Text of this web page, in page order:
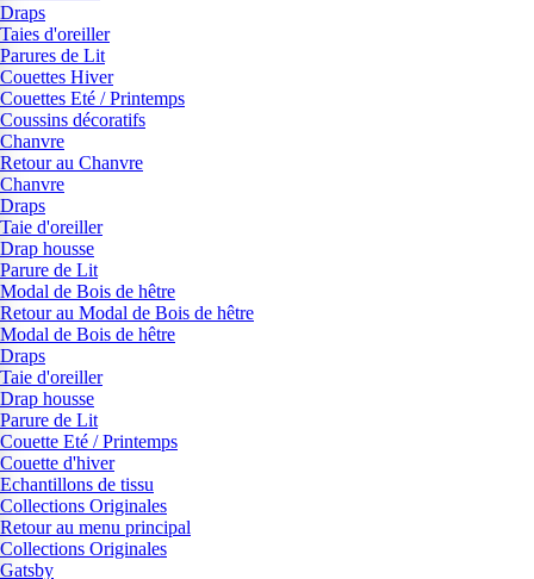
Draps
Taies d'oreiller
Parures de Lit
Couettes Hiver
Couettes Eté / Printemps
Coussins décoratifs
Chanvre
Retour au Chanvre
Chanvre
Draps
Taie d'oreiller
Drap housse
Parure de Lit
Modal de Bois de hêtre
Retour au Modal de Bois de hêtre
Modal de Bois de hêtre
Draps
Taie d'oreiller
Drap housse
Parure de Lit
Couette Eté / Printemps
Couette d'hiver
Echantillons de tissu
Collections Originales
Retour au menu principal
Collections Originales
Gatsby